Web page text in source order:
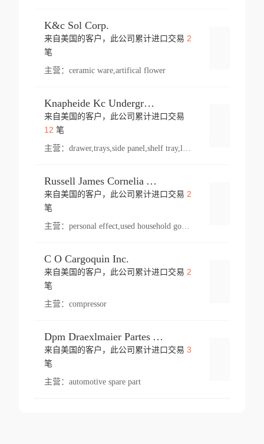
K&c Sol Corp.
来自美国的客户，此公司累计进口交易 2
笔
主营： ceramic ware,artifical flower
Knapheide Kc Underground
来自美国的客户，此公司累计进口交易
12 笔
主营：
Russell James Cornelia Arlington Va
来自美国的客户，此公司累计进口交易 2
笔
主营： personal effect,used household goods
C O Cargoquin Inc.
来自美国的客户，此公司累计进口交易 2
笔
主营： compressor
Dpm Draexlmaier Partes Automotrices Corr Ind Huejotzingo
来自美国的客户，此公司累计进口交易 3
笔
主营： automotive spare part